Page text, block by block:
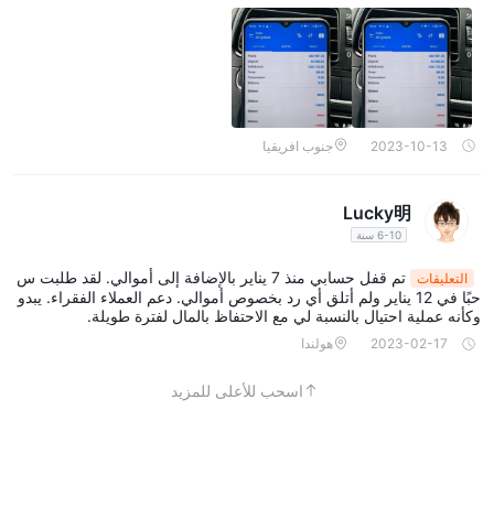
2023-10-13 جنوب افريقيا
Lucky明
6-10 سنة
التعليقات
تم قفل حسابي منذ 7 يناير بالإضافة إلى أموالي. لقد طلبت س
حبًا في 12 يناير ولم أتلق أي رد بخصوص أموالي. دعم العملاء الفقراء. يبدو
وكأنه عملية احتيال بالنسبة لي مع الاحتفاظ بالمال لفترة طويلة.
2023-02-17 هولندا
اسحب للأعلى للمزيد